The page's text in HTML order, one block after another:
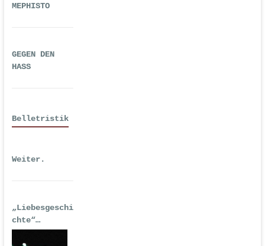
MEPHISTO
GEGEN DEN
HASS
Belletristik
Weiter.
„Liebesgeschi
chte“
| Erstausgabe